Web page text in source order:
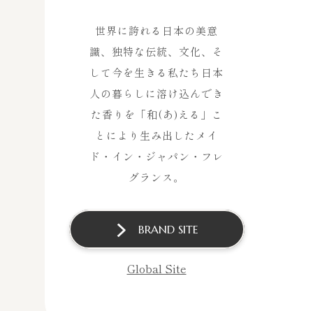
世界に誇れる日本の美意
識、独特な伝統、文化、そ
して今を生きる私たち日本
人の暮らしに溶け込んでき
た香りを「和(あ)える」こ
とにより生み出したメイ
ド・イン・ジャパン・フレ
グランス。
BRAND SITE
Global Site